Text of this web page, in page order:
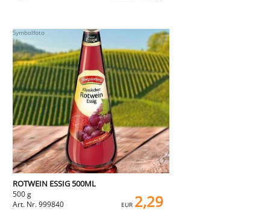
ROTWEIN ESSIG 500ML
500 g
Art. Nr. 999840
EUR 2,29